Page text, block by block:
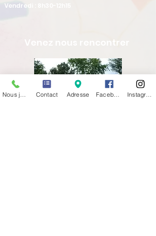
Vendredi : 8h30-12h15
Venez nous rencontrer
Contact Adresse